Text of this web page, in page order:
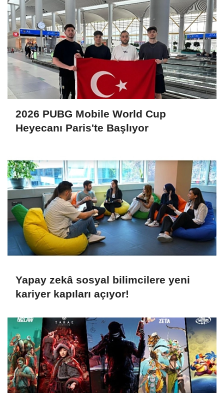
2026 PUBG Mobile World Cup
Heyecanı Paris'te Başlıyor
Yapay zekâ sosyal bilimcilere yeni
kariyer kapıları açıyor!